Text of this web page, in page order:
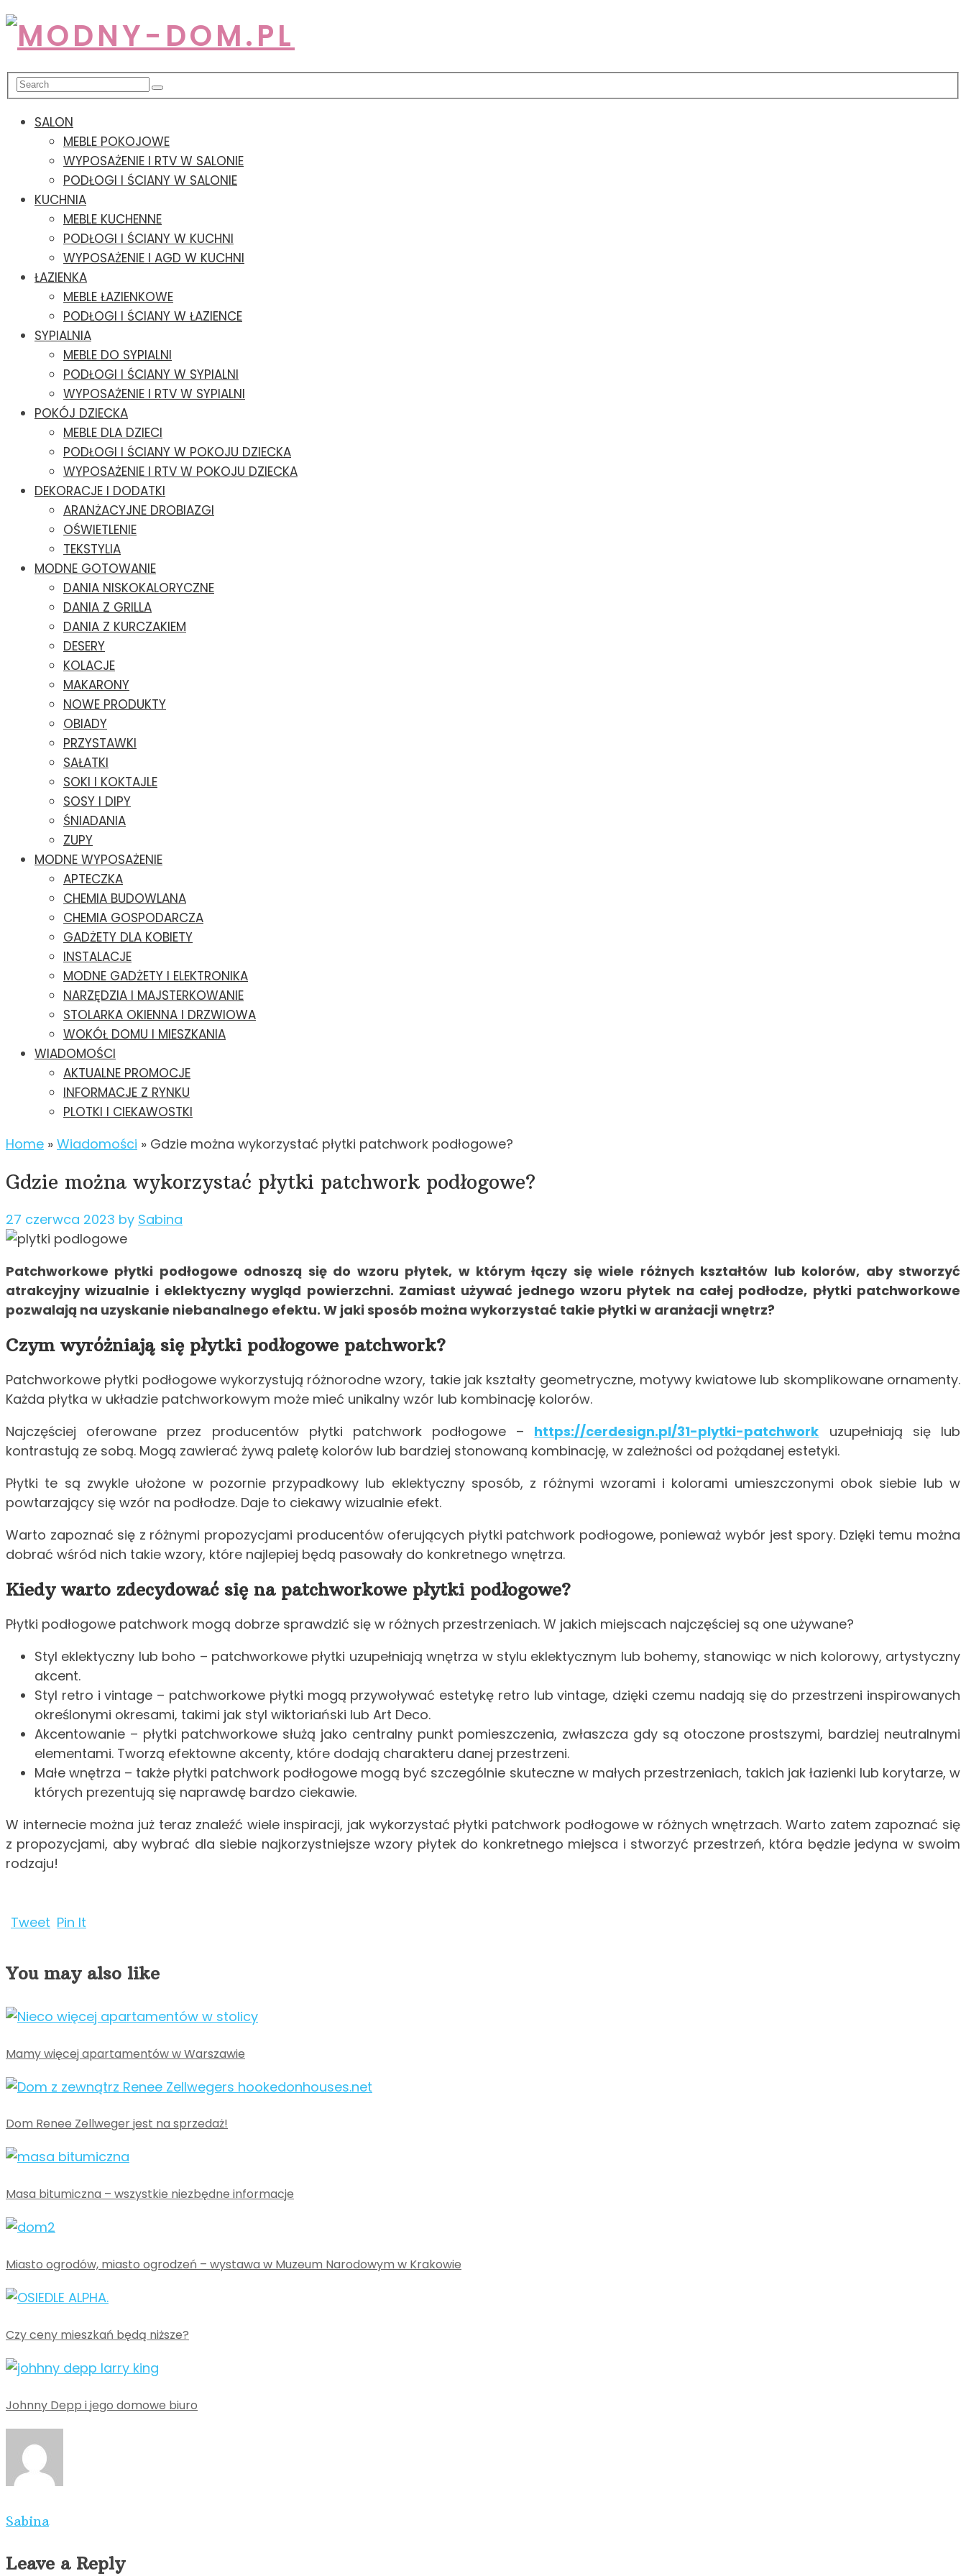
SALON
MEBLE POKOJOWE
WYPOSAŻENIE I RTV W SALONIE
PODŁOGI I ŚCIANY W SALONIE
KUCHNIA
MEBLE KUCHENNE
PODŁOGI I ŚCIANY W KUCHNI
WYPOSAŻENIE I AGD W KUCHNI
ŁAZIENKA
MEBLE ŁAZIENKOWE
PODŁOGI I ŚCIANY W ŁAZIENCE
SYPIALNIA
MEBLE DO SYPIALNI
PODŁOGI I ŚCIANY W SYPIALNI
WYPOSAŻENIE I RTV W SYPIALNI
POKÓJ DZIECKA
MEBLE DLA DZIECI
PODŁOGI I ŚCIANY W POKOJU DZIECKA
WYPOSAŻENIE I RTV W POKOJU DZIECKA
DEKORACJE I DODATKI
ARANŻACYJNE DROBIAZGI
OŚWIETLENIE
TEKSTYLIA
MODNE GOTOWANIE
DANIA NISKOKALORYCZNE
DANIA Z GRILLA
DANIA Z KURCZAKIEM
DESERY
KOLACJE
MAKARONY
NOWE PRODUKTY
OBIADY
PRZYSTAWKI
SAŁATKI
SOKI I KOKTAJLE
SOSY I DIPY
ŚNIADANIA
ZUPY
MODNE WYPOSAŻENIE
APTECZKA
CHEMIA BUDOWLANA
CHEMIA GOSPODARCZA
GADŻETY DLA KOBIETY
INSTALACJE
MODNE GADŻETY I ELEKTRONIKA
NARZĘDZIA I MAJSTERKOWANIE
STOLARKA OKIENNA I DRZWIOWA
WOKÓŁ DOMU I MIESZKANIA
WIADOMOŚCI
AKTUALNE PROMOCJE
INFORMACJE Z RYNKU
PLOTKI I CIEKAWOSTKI
Home » Wiadomości » Gdzie można wykorzystać płytki patchwork podłogowe?
Gdzie można wykorzystać płytki patchwork podłogowe?
27 czerwca 2023 by Sabina
Patchworkowe płytki podłogowe odnoszą się do wzoru płytek, w którym łączy się wiele różnych kształtów lub kolorów, aby stworzyć
atrakcyjny wizualnie i eklektyczny wygląd powierzchni. Zamiast używać jednego wzoru płytek na całej podłodze, płytki patchworkowe
pozwalają na uzyskanie niebanalnego efektu. W jaki sposób można wykorzystać takie płytki w aranżacji wnętrz?
Czym wyróżniają się płytki podłogowe patchwork?
Patchworkowe płytki podłogowe wykorzystują różnorodne wzory, takie jak kształty geometryczne, motywy kwiatowe lub skomplikowane ornamenty.
Każda płytka w układzie patchworkowym może mieć unikalny wzór lub kombinację kolorów.
Najczęściej oferowane przez producentów płytki patchwork podłogowe – https://cerdesign.pl/31-plytki-patchwork uzupełniają się lub
kontrastują ze sobą. Mogą zawierać żywą paletę kolorów lub bardziej stonowaną kombinację, w zależności od pożądanej estetyki.
Płytki te są zwykle ułożone w pozornie przypadkowy lub eklektyczny sposób, z różnymi wzorami i kolorami umieszczonymi obok siebie lub w
powtarzający się wzór na podłodze. Daje to ciekawy wizualnie efekt.
Warto zapoznać się z różnymi propozycjami producentów oferujących płytki patchwork podłogowe, ponieważ wybór jest spory. Dzięki temu można
dobrać wśród nich takie wzory, które najlepiej będą pasowały do konkretnego wnętrza.
Kiedy warto zdecydować się na patchworkowe płytki podłogowe?
Płytki podłogowe patchwork mogą dobrze sprawdzić się w różnych przestrzeniach. W jakich miejscach najczęściej są one używane?
Styl eklektyczny lub boho – patchworkowe płytki uzupełniają wnętrza w stylu eklektycznym lub bohemy, stanowiąc w nich kolorowy, artystyczny
akcent.
Styl retro i vintage – patchworkowe płytki mogą przywoływać estetykę retro lub vintage, dzięki czemu nadają się do przestrzeni inspirowanych
określonymi okresami, takimi jak styl wiktoriański lub Art Deco.
Akcentowanie – płytki patchworkowe służą jako centralny punkt pomieszczenia, zwłaszcza gdy są otoczone prostszymi, bardziej neutralnymi
elementami. Tworzą efektowne akcenty, które dodają charakteru danej przestrzeni.
Małe wnętrza – także płytki patchwork podłogowe mogą być szczególnie skuteczne w małych przestrzeniach, takich jak łazienki lub korytarze, w
których prezentują się naprawdę bardzo ciekawie.
W internecie można już teraz znaleźć wiele inspiracji, jak wykorzystać płytki patchwork podłogowe w różnych wnętrzach. Warto zatem zapoznać się
z propozycjami, aby wybrać dla siebie najkorzystniejsze wzory płytek do konkretnego miejsca i stworzyć przestrzeń, która będzie jedyna w swoim
rodzaju!
Tweet Pin It
You may also like
Mamy więcej apartamentów w Warszawie
Dom Renee Zellweger jest na sprzedaż!
Masa bitumiczna – wszystkie niezbędne informacje
Miasto ogrodów, miasto ogrodzeń – wystawa w Muzeum Narodowym w Krakowie
Czy ceny mieszkań będą niższe?
Johnny Depp i jego domowe biuro
Sabina
Leave a Reply